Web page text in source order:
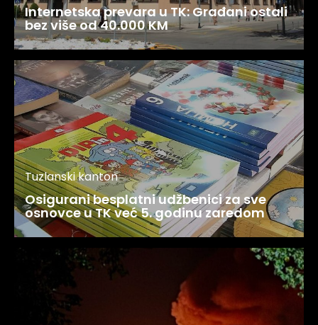
Internetska prevara u TK: Građani ostali
bez više od 40.000 KM
Tuzlanski kanton
Osigurani besplatni udžbenici za sve
osnovce u TK već 5. godinu zaredom